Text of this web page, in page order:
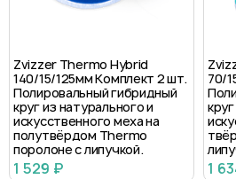
Zvizzer Thermo Hybrid
140/15/125мм Комплект 2 шт.
Полировальный гибридный
круг из натурального и
искусственного меха на
полутвёрдом Thermo
поролоне с липучкой.
1 529 ₽
70/
1